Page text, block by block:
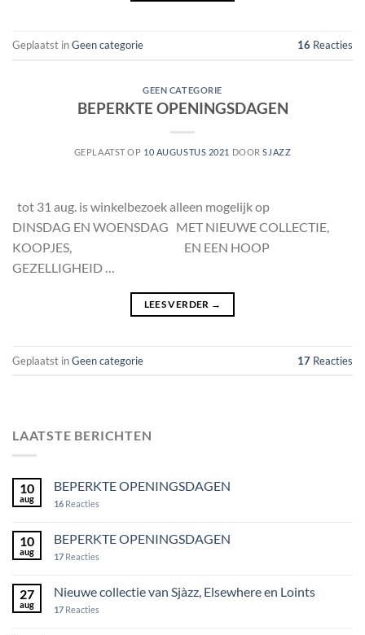
Geplaatst inGeen categorie 16 Reacties
GEEN CATEGORIE
BEPERKTE OPENINGSDAGEN
GEPLAATST OP 10 AUGUSTUS 2021 DOORSJAZZ
tot 31 aug. is winkelbezoek alleen mogelijk op
DINSDAG EN WOENSDAG MET NIEUWE COLLECTIE,
KOOPJES, EN EEN HOOP
GEZELLIGHEID …
LEES VERDER →
Geplaatst inGeen categorie 17 Reacties
LAATSTE BERICHTEN
10
aug
BEPERKTE OPENINGSDAGEN
16 Reacties
10
aug
BEPERKTE OPENINGSDAGEN
17 Reacties
27
aug
Nieuwe collectie van Sjàzz, Elsewhere en Loints
17 Reacties